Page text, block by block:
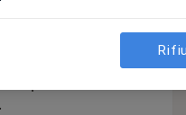
per chi cerca